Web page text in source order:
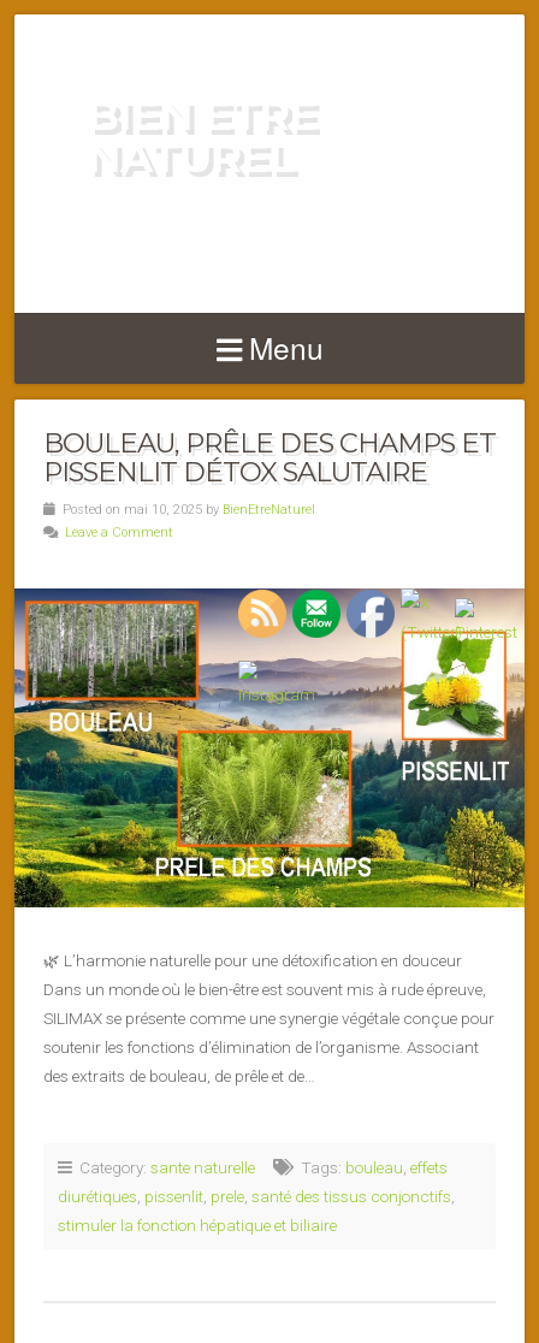
BIEN ETRE
NATUREL
Menu
BOULEAU, PRÊLE DES CHAMPS ET
PISSENLIT DÉTOX SALUTAIRE
Posted on mai 10, 2025 by BienEtreNaturel
Leave a Comment
🌿 L’harmonie naturelle pour une détoxification en douceur
Dans un monde où le bien-être est souvent mis à rude épreuve,
SILIMAX se présente comme une synergie végétale conçue pour
soutenir les fonctions d’élimination de l’organisme. Associant
des extraits de bouleau, de prêle et de…
Category: sante naturelle Tags: bouleau effets
diurétiques pissenlit prele santé des tissus conjonctifs
stimuler la fonction hépatique et biliaire